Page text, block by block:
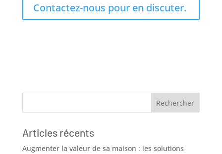
Contactez-nous pour en discuter.
Articles récents
Augmenter la valeur de sa maison : les solutions